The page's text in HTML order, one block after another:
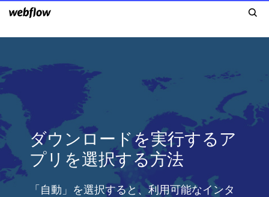
ダウンロードを実行するア
プリを選択する方法
「自動」を選択すると、利用可能なインタ